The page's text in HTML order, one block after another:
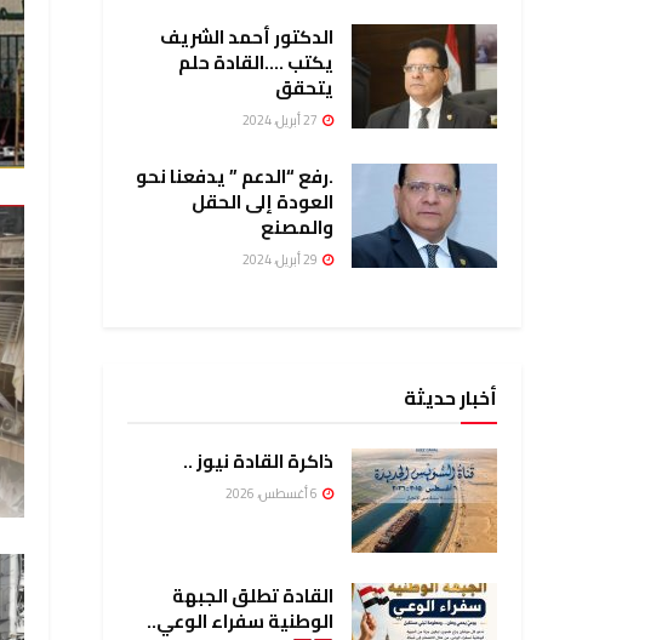
الدكتور أحمد الشريف
يكتب ….القادة حلم
يتحقق
.رفع “الدعم ” يدفعنا نحو
العودة إلى الحقل
والمصنع
أخبار حديثة
ذاكرة القادة نيوز ..
القادة تطلق الجبهة
الوطنية سفراء الوعي..